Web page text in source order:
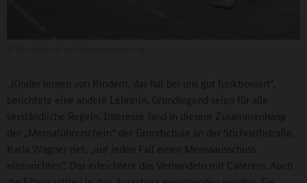
„Kinder lernen von Kindern, das hat bei uns gut funktioniert“,
berichtete eine andere Lehrerin. Grundlegend seien für alle
verständliche Regeln. Interesse fand in diesem Zusammenhang
der „Mensaführerschein“ der Grundschule an der Stichnathstraße.
Karla Wagner riet, „auf jeden Fall einen Mensaausschuss
einzurichten“. Das erleichtere das Verhandeln mit Caterern. Auch